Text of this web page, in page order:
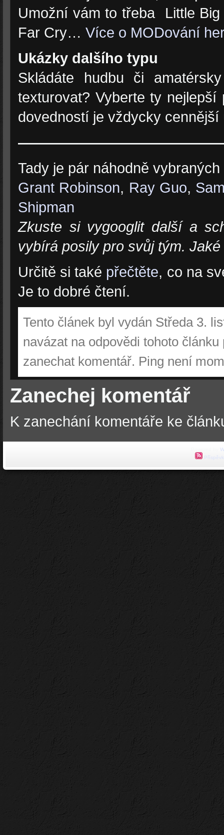
Umožní vám to třeba Little
Far Cry… Více o MODování
Ukázky dalšího typu
Skládáte hudbu či
texturovat? Vyberte ty
dovedností je vždycky cennější
Tady je pár náhodně
Grant Robinson, Ray Guo,
Shipman
Zkuste si vygooglit další a
vybírá posily pro svůj tým.
Určitě si také přečtěte, co na
Je to dobré čtení.
Tento článek byl vydán Středa 3.
navázat na odpovědi tohoto
zanechat komentář. Ping není
Zanechej komentář
K zanechání komentáře ke